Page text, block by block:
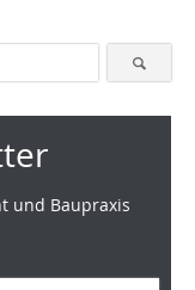
und Baupraxis